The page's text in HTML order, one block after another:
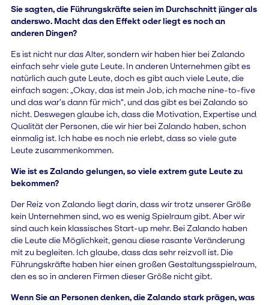
Sie sagten, die Führungskräfte seien im Durchschnitt jünger als
anderswo. Macht das den Effekt oder liegt es noch an
anderen Dingen?
Es ist nicht nur das Alter, sondern wir haben hier bei Zalando
einfach sehr viele gute Leute. In anderen Unternehmen gibt es
natürlich auch gute Leute, doch es gibt auch viele Leute, die
einfach sagen: „Okay, das ist mein Job, ich mache nine-to-five
und das war’s dann für mich“, und das gibt es bei Zalando so
nicht. Deswegen glaube ich, dass die Motivation, Expertise und
Qualität der Personen, die wir hier bei Zalando haben, schon
einmalig ist. Ich habe es noch nie erlebt, dass so viele gute
Leute zusammenkommen.
Wie ist es Zalando gelungen, so viele extrem gute Leute zu
bekommen?
Der Reiz von Zalando liegt darin, dass wir trotz unserer Größe
kein Unternehmen sind, wo es wenig Spielraum gibt. Aber wir
sind auch kein klassisches Start-up mehr. Bei Zalando haben
die Leute die Möglichkeit, genau diese rasante Veränderung
mit zu begleiten. Ich glaube, dass das sehr reizvoll ist. Die
Führungskräfte haben hier einen großen Gestaltungsspielraum,
den es so in anderen Firmen dieser Größe nicht gibt.
Wenn Sie an Personen denken, die Zalando stark prägen, was